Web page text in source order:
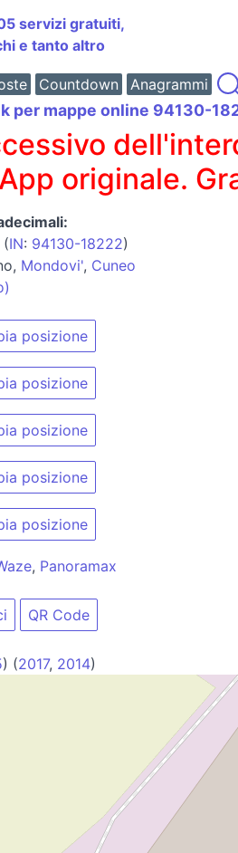
servizi gratuiti,
e tanto altro
Countdown Anagrammi
per mappe online 94130-
originale.
IN: 94130-18222)
Mondovi', Cuneo
posizione
posizione
posizione
posizione
posizione
, Panoramax
QR Code
) (2017, 2014)